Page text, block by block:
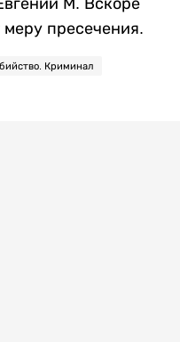
М. Вскоре
пресечения.
Криминал